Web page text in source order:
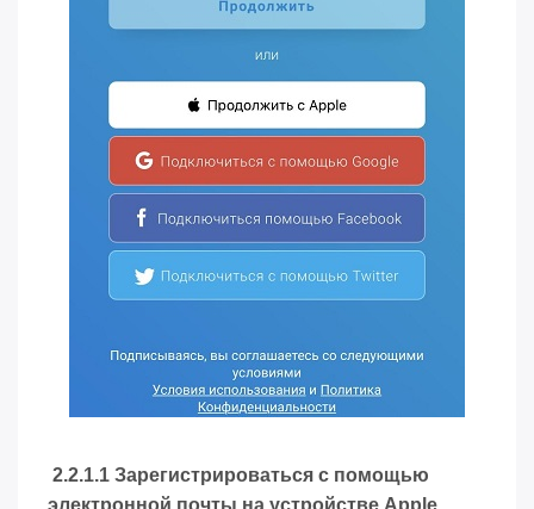
2.2.1.1 Зарегистрироваться с помощью